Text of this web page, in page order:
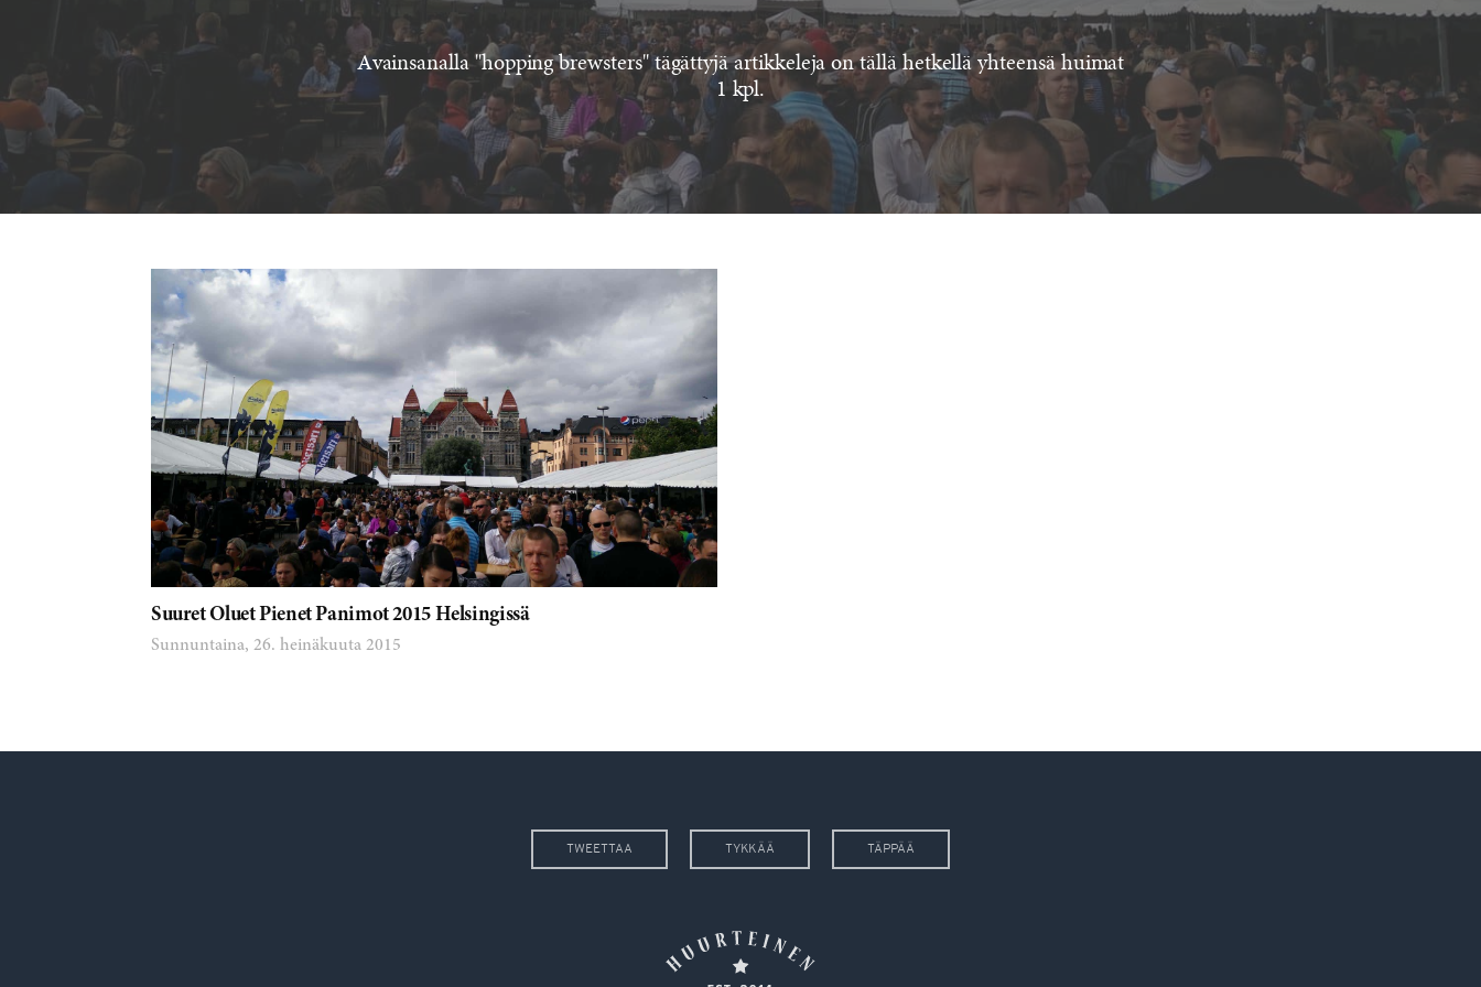
Avainsanalla "hopping brewsters" tägättyjä artikkeleja on tällä hetkellä yhteensä huimat
1 kpl.
Suuret Oluet Pienet Panimot 2015 Helsingissä
Sunnuntaina, 26. heinäkuuta 2015
TWEETTAA TYKKÄÄ TÄPPÄÄ